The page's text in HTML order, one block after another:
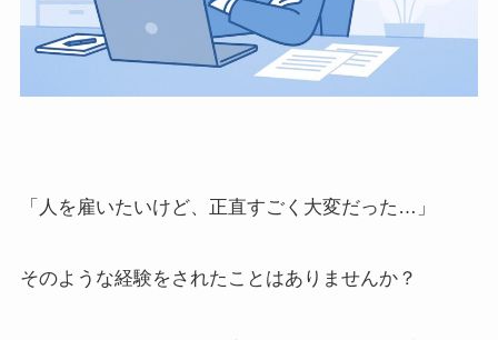
「人を雇いたいけど、正直すごく大変だった…」
そのような経験をされたことはありませんか？